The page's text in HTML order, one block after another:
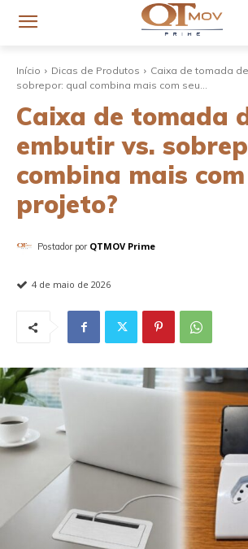
Início Dicas de Produtos
Caixa de tomada
sobrepor: qual combina mais com seu...
Caixa de tomada
embutir vs.
combina mais
projeto?
Postador por QTMOV Prime
4 de maio de 2026